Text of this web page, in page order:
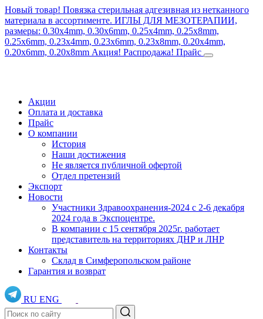
Новый товар! Повязка стерильная адгезивная из нетканного
материала в ассортименте. ИГЛЫ ДЛЯ МЕЗОТЕРАПИИ,
размеры: 0.30x4mm, 0.30x6mm, 0.25x4mm, 0.25x8mm,
0.25x6mm, 0.23x4mm, 0.23x6mm, 0.23x8mm, 0.20x4mm,
0.20x6mm, 0.20x8mm Акция! Распродажа! Прайс
Акции
Оплата и доставка
Прайс
О компании
История
Наши достижения
Не является публичной офертой
Отдел претензий
Экспорт
Новости
Участники Здравоохранения-2024 с 2-6 декабря
2024 года в Экспоцентре.
В компании с 15 сентября 2025г. работает
представитель на территориях ДНР и ЛНР
Контакты
Склад в Симферопольском районе
Гарантия и возврат
RU ENG